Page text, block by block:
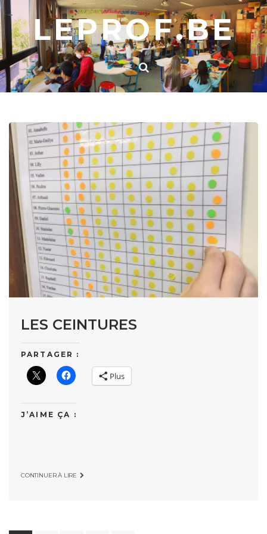
LEPROF.BE
LES CEINTURES
PARTAGER :
Plus
J’AIME ÇA :
CONTINUER À LIRE